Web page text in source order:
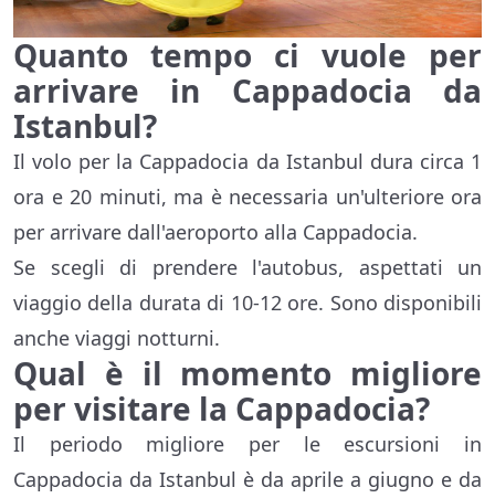
Quanto tempo ci vuole per
arrivare in Cappadocia da
Istanbul?
Il volo per la Cappadocia da Istanbul dura circa 1
ora e 20 minuti, ma è necessaria un'ulteriore ora
per arrivare dall'aeroporto alla Cappadocia.
Se scegli di prendere l'autobus, aspettati un
viaggio della durata di 10-12 ore. Sono disponibili
anche viaggi notturni.
Qual è il momento migliore
per visitare la Cappadocia?
Il periodo migliore per le escursioni in
Cappadocia da Istanbul è da aprile a giugno e da